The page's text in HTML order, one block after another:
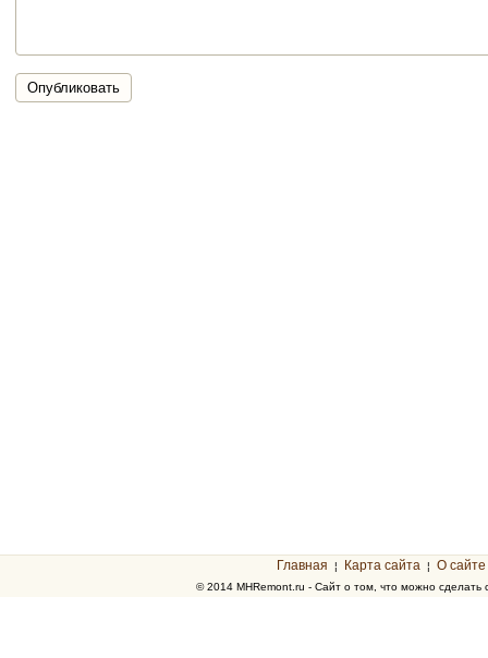
Опубликовать
Главная ¦ Карта сайта ¦ О сайте
© 2014 MHRemont.ru - Сайт о том, что можно сделать